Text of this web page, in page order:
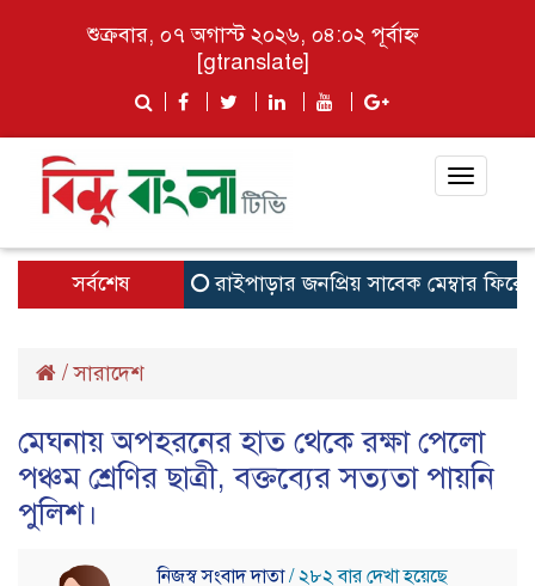
শুক্রবার, ০৭ অগাস্ট ২০২৬, ০৪:০২ পূর্বাহ্ন
[gtranslate]
Toggle
সর্বশেষ রাইপাড়ার জনপ্রিয় সাবেক মেম্বার ফিরোজ
/সারাদেশ
মেঘনায় অপহরনের হাত থেকে রক্ষা পেলো
পঞ্চম শ্রেণির ছাত্রী, বক্তব্যের সত্যতা পায়নি
পুলিশ।
নিজস্ব সংবাদ দাতা/ ২৮২ বার দেখা হয়েছে